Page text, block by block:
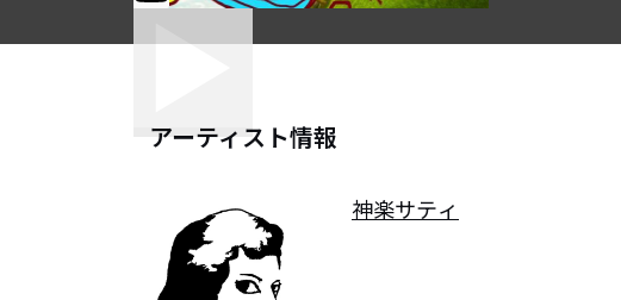
アーティスト情報
神楽サティ